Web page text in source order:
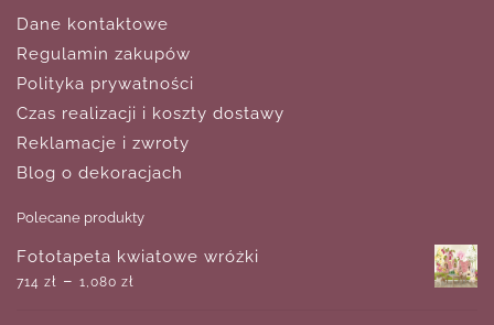
Dane kontaktowe
Regulamin zakupów
Polityka prywatności
Czas realizacji i koszty dostawy
Reklamacje i zwroty
Blog o dekoracjach
Polecane produkty
Fototapeta kwiatowe wróżki
714 zł – 1,080 zł